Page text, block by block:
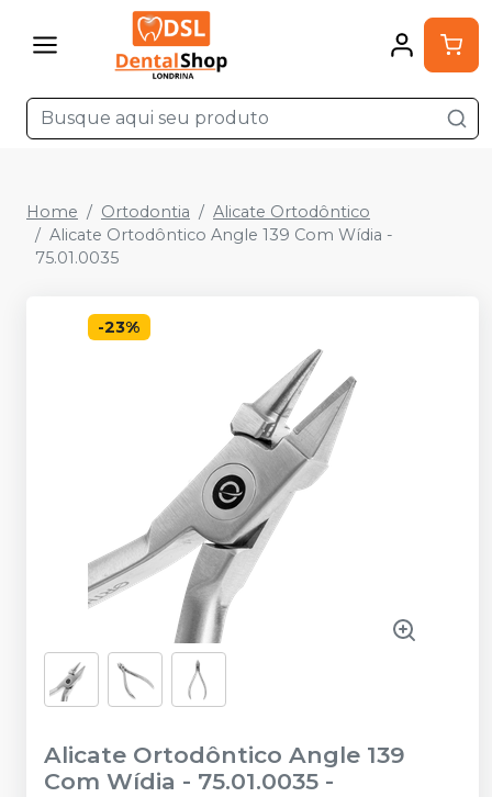
Home Ortodontia
Alicate Ortodôntico
Alicate Ortodôntico Angle 139 Com Wídia -
75.01.0035
-23%
Alicate Ortodôntico Angle 139
Com Wídia - 75.01.0035 -